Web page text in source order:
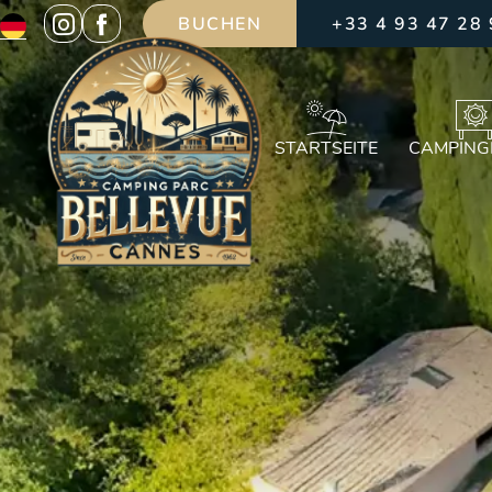
BUCHEN +33 4 93 47 28
STARTSEITE